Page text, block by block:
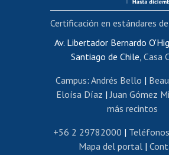
Bienestar del
Portal de movilidad
Certificado de renta
Certificado de renta
Editar páginas
Extranjeras/os
Revalidación y
Postulación al Programa de
Av. Libertador Bernardo
Santiago de Chile, Casa
Campus: Andrés Bello |
Eloísa Díaz |Juan Gómez
más recintos
+56 2 29782000 |
Mapa del portal|
Certificación en estándares